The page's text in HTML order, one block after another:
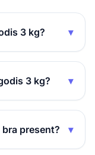
3 kg? ▾
3 kg? ▾
present? ▾